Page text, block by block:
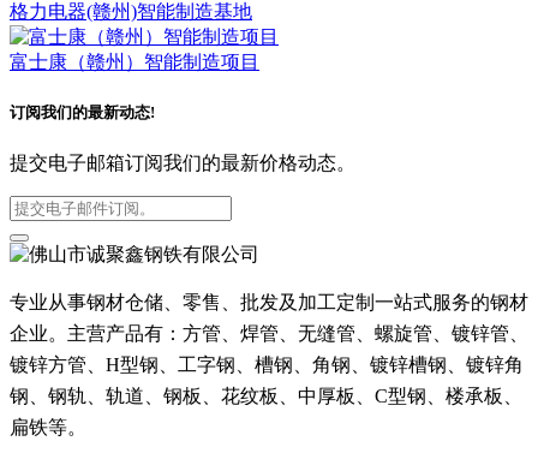
格力电器(赣州)智能制造基地
富士康（赣州）智能制造项目
订阅我们的最新动态!
提交电子邮箱订阅我们的最新价格动态。
专业从事钢材仓储、零售、批发及加工定制一站式服务的钢材
企业。主营产品有：方管、焊管、无缝管、螺旋管、镀锌管、
镀锌方管、H型钢、工字钢、槽钢、角钢、镀锌槽钢、镀锌角
钢、钢轨、轨道、钢板、花纹板、中厚板、C型钢、楼承板、
扁铁等。